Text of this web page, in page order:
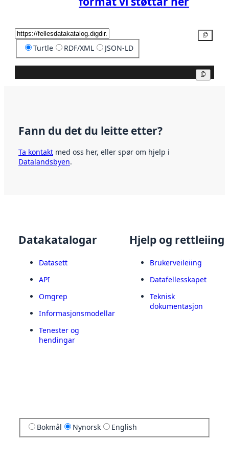
Turtle RDF/XML JSON-LD
Fann du det du leitte etter?
Ta kontakt med oss her, eller spør om hjelp i
Datalandsbyen.
Datakatalogar
Datasett
API
Omgrep
Informasjonsmodellar
Tenester og
hendingar
Hjelp og rettleiing
Brukerveileiing
Datafellesskapet
Teknisk
dokumentasjon
Bokmål Nynorsk English